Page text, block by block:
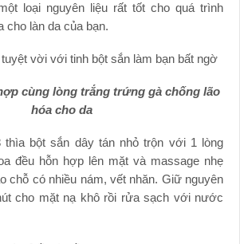
loại nguyên liệu rất tốt cho quá trình
cho làn da của bạn.
cùng lòng trắng trứng gà chống lão
hóa cho da
thìa bột sắn dây tán nhỏ trộn với 1 lòng
đều hỗn hợp lên mặt và massage nhẹ
chỗ có nhiều nám, vết nhăn. Giữ nguyên
cho mặt nạ khô rồi rửa sạch với nước